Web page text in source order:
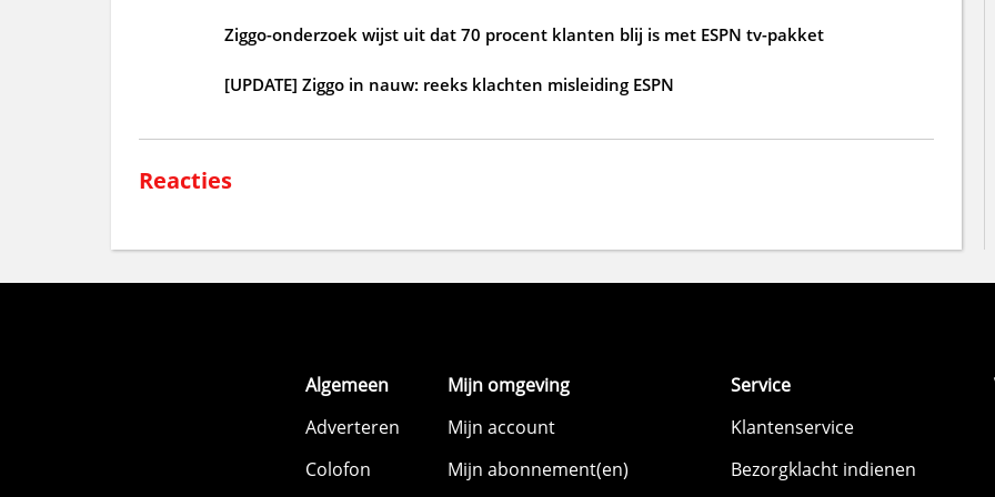
Ziggo-onderzoek wijst uit dat 70 procent klanten blij is met ESPN tv-pakket
[UPDATE] Ziggo in nauw: reeks klachten misleiding ESPN
Reacties
Algemeen
Adverteren
Colofon
Mijn omgeving
Mijn account
Mijn abonnement(en)
Service
Klantenservice
Bezorgklacht indienen